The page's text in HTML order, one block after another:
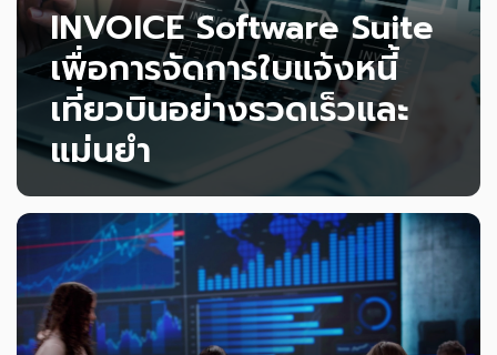
INVOICE Software Suite
เพื่อการจัดการใบแจ้งหนี้
เที่ยวบินอย่างรวดเร็วและ
แม่นยำ
โครงการนี้ใช้ INVOICE Software Suite เพื่ออำนวย
ความสะดวกและเพิ่มความแม่นยำในการออกใบแจ้งหนี้
สำหรับเที่ยวบิน พร้อม INVOICE Handling
Services ช่วยให้เจ้าหน้าที่ภาคพื้นติดตามและบันทึก
งานบริการได้แบบเรียลไทม์ผ่านโทรศัพท์มือถือ
อ่านเพิ่มเติม